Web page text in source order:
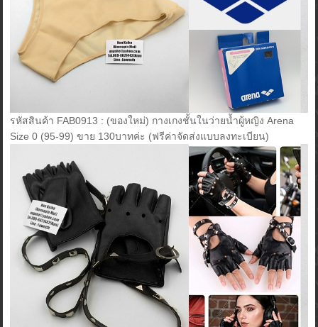
รหัสสินค้า FAB0913 : (ของใหม่) กางเกงชั้นในว่ายน้ำผู้หญิง Arena
Size 0 (95-99) ขาย 130บาทค่ะ (ฟรีค่าจัดส่งแบบลงทะเบียน)